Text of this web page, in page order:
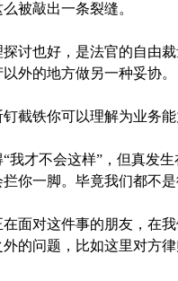
被敲出一条裂缝。
讨也好，是法官的自由
外的地方做另一种妥协。
截铁你可以理解为业务
我才不会这样”，但真发
你一脚。毕竟我们都不
在面对这件事的朋友，在
外的问题，比如这里对方